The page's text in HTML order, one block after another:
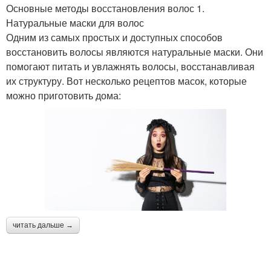
Основные методы восстановления волос 1.
Натуральные маски для волос
Одним из самых простых и доступных способов
восстановить волосы являются натуральные маски. Они
помогают питать и увлажнять волосы, восстанавливая
их структуру. Вот несколько рецептов масок, которые
можно приготовить дома:
читать дальше →